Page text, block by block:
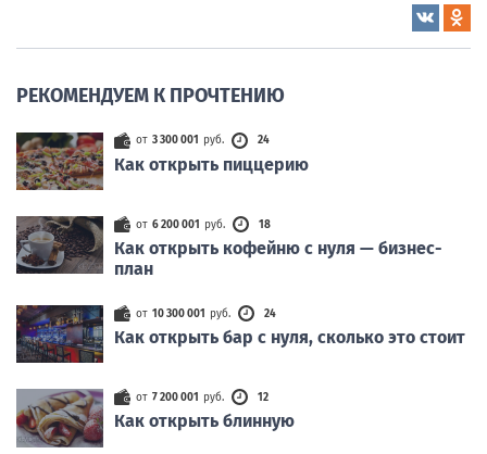
РЕКОМЕНДУЕМ К ПРОЧТЕНИЮ
от 3 300 001 руб. 24
Как открыть пиццерию
от 6 200 001 руб. 18
Как открыть кофейню с нуля — бизнес-
план
от 10 300 001 руб. 24
Как открыть бар с нуля, сколько это стоит
от 7 200 001 руб. 12
Как открыть блинную